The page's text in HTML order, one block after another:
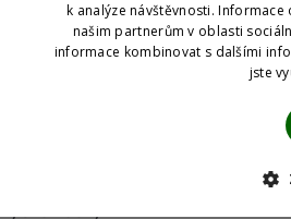
drceného černého
LIMETKOVÝ DIP
k analýze návštěvnosti.
našim partnerům v oblasti
informace kombinovat s dalšími
jste